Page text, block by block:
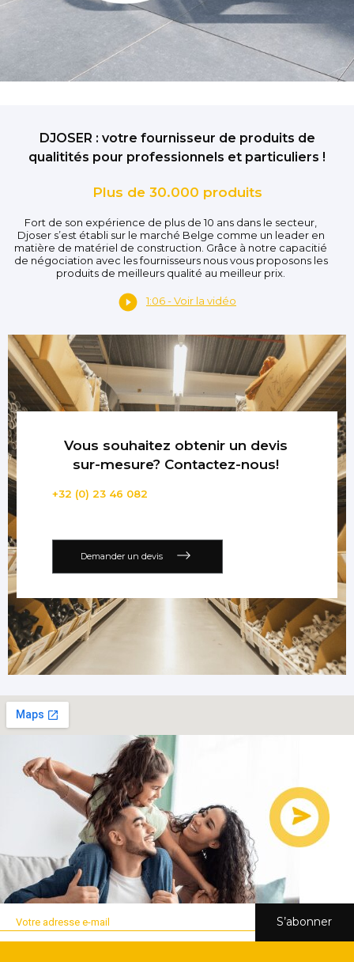
DJOSER : votre fournisseur de produits de
qualitités pour professionnels et particuliers !
Plus de 30.000 produits
Fort de son expérience de plus de 10 ans dans le secteur,
Djoser s’est établi sur le marché Belge comme un leader en
matière de matériel de construction. Grâce à notre capacitié
de négociation avec les fournisseurs nous vous proposons les
produits de meilleurs qualité au meilleur prix.
1:06 - Voir la vidéo
Vous souhaitez obtenir un devis
sur-mesure? Contactez-nous!
+32 (0) 23 46 082
Demander un devis
S’abonner